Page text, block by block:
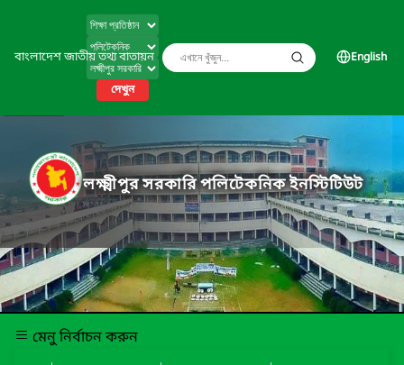
বাংলাদেশ জাতীয় তথ্য বাতায়ন
দেখুন
English
লক্ষ্মীপুর সরকারি পলিটেকনিক ইনস্টিটিউট
মেনু নির্বাচন করুন